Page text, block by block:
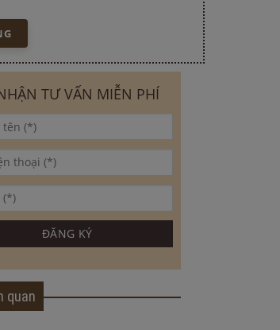
TƯ VẤN MIỄN PHÍ
quan